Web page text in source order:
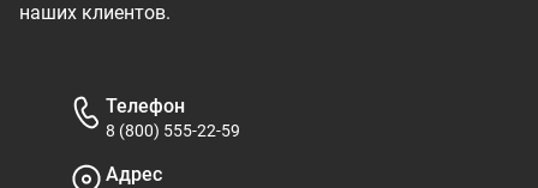
наших клиентов.
Телефон
8 (800) 555-22-59
Адрес